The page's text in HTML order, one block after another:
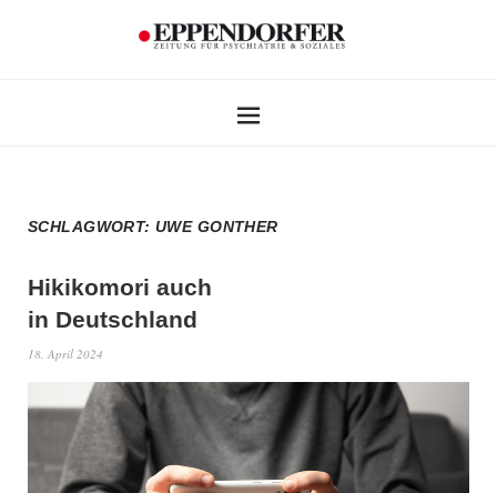
SCHLAGWORT:UWE GONTHER
Hikikomori auch
in Deutschland
18. April 2024